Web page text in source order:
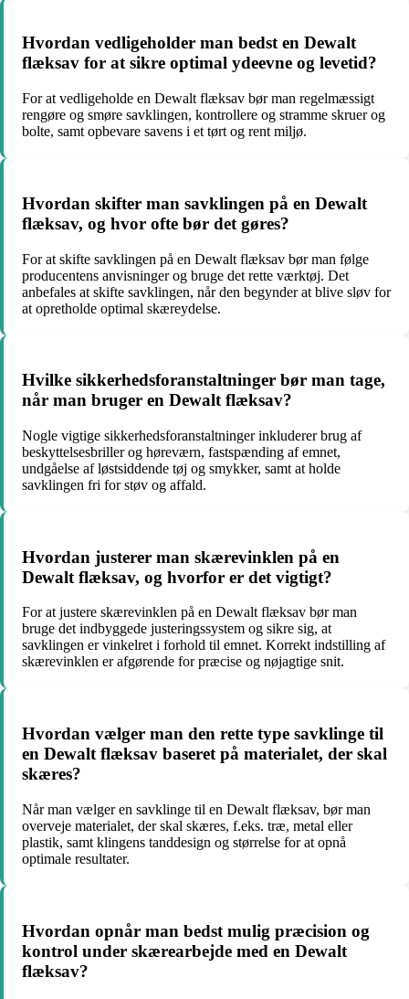
Hvordan vedligeholder man bedst en Dewalt
flæksav for at sikre optimal ydeevne og levetid?
For at vedligeholde en Dewalt flæksav bør man regelmæssigt
rengøre og smøre savklingen, kontrollere og stramme skruer og
bolte, samt opbevare savens i et tørt og rent miljø.
Hvordan skifter man savklingen på en Dewalt
flæksav, og hvor ofte bør det gøres?
For at skifte savklingen på en Dewalt flæksav bør man følge
producentens anvisninger og bruge det rette værktøj. Det
anbefales at skifte savklingen, når den begynder at blive sløv for
at opretholde optimal skæreydelse.
Hvilke sikkerhedsforanstaltninger bør man tage,
når man bruger en Dewalt flæksav?
Nogle vigtige sikkerhedsforanstaltninger inkluderer brug af
beskyttelsesbriller og høreværn, fastspænding af emnet,
undgåelse af løstsiddende tøj og smykker, samt at holde
savklingen fri for støv og affald.
Hvordan justerer man skærevinklen på en
Dewalt flæksav, og hvorfor er det vigtigt?
For at justere skærevinklen på en Dewalt flæksav bør man
bruge det indbyggede justeringssystem og sikre sig, at
savklingen er vinkelret i forhold til emnet. Korrekt indstilling af
skærevinklen er afgørende for præcise og nøjagtige snit.
Hvordan vælger man den rette type savklinge til
en Dewalt flæksav baseret på materialet, der skal
skæres?
Når man vælger en savklinge til en Dewalt flæksav, bør man
overveje materialet, der skal skæres, f.eks. træ, metal eller
plastik, samt klingens tanddesign og størrelse for at opnå
optimale resultater.
Hvordan opnår man bedst mulig præcision og
kontrol under skærearbejde med en Dewalt
flæksav?